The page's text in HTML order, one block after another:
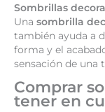
Sombrillas
Una sombrilla
también ayuda a
forma y el
sensación de una
Comprar
tener en